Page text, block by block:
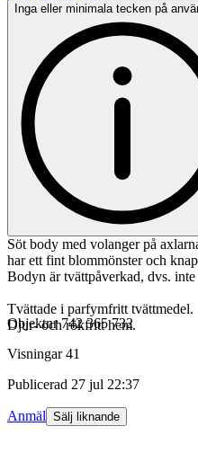
Inga eller minimala tecken på
Söt body med volanger på
har ett fint blommönster och
Bodyn är tvättpåverkad, dvs.
Tvättade i parfymfritt tvättmedel.
Djur- och rökfritt hem.
Objektnr 742 365 732
Visningar 41
Publicerad 27 jul 22:37
Anmäl Sälj liknande